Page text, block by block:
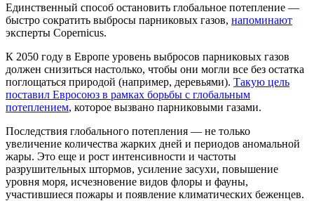
Единственный способ остановить глобальное потепление —
быстро сократить выбросы парниковых газов, напоминают
эксперты Copernicus.
К 2050 году в Европе уровень выбросов парниковых газов
должен снизиться настолько, чтобы они могли все без остатка
поглощаться природой (например, деревьями). Такую цель
поставил Евросоюз в рамках борьбы с глобальным
потеплением, которое вызвано парниковыми газами.
Последствия глобального потепления — не только
увеличение количества жарких дней и периодов аномальной
жары. Это еще и рост интенсивности и частоты
разрушительных штормов, усиление засухи, повышение
уровня моря, исчезновение видов флоры и фауны,
участившиеся пожары и появление климатических беженцев.